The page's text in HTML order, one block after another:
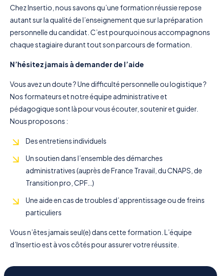
Chez Insertio, nous savons qu’une formation réussie repose
autant sur la qualité de l’enseignement que sur la préparation
personnelle du candidat. C’est pourquoi nous accompagnons
chaque stagiaire durant tout son parcours de formation.
N’hésitez jamais à demander de l’aide
Vous avez un doute ? Une difficulté personnelle ou logistique ?
Nos formateurs et notre équipe administrative et
pédagogique sont là pour vous écouter, soutenir et guider.
Nous proposons :
Des entretiens individuels
Un soutien dans l’ensemble des démarches
administratives (auprès de France Travail, du CNAPS, de
Transition pro, CPF…)
Une aide en cas de troubles d’apprentissage ou de freins
particuliers
Vous n’êtes jamais seul(e) dans cette formation. L’équipe
d’Insertio est à vos côtés pour assurer votre réussite.